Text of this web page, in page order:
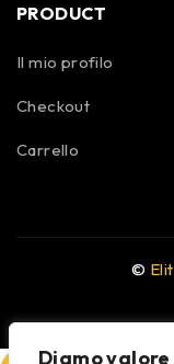
Diamo
PRODUCT
Il mio profilo
Checkout
Carrello
©